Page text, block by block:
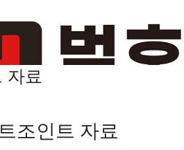
자료
조인트 자료